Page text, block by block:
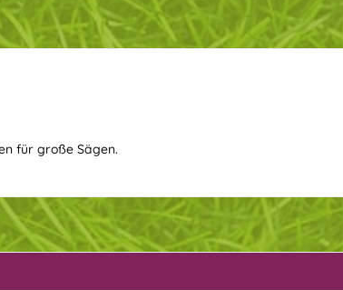
für große Sägen.